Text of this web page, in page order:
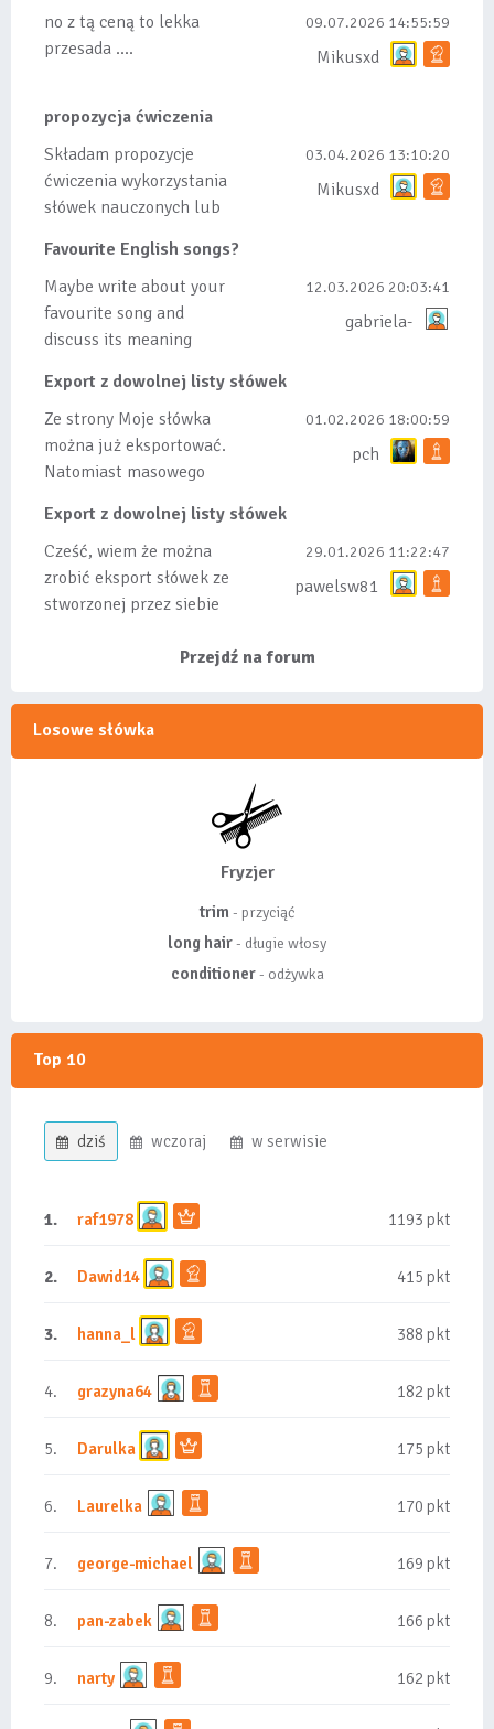
no z tą ceną to lekka
przesada ....
09.07.2026 14:55:59
Mikusxd
propozycja ćwiczenia
Składam propozycje
ćwiczenia wykorzystania
słówek nauczonych lub
tez ze wszys...
03.04.2026 13:10:20
Mikusxd
Favourite English songs?
Maybe write about your
favourite song and
discuss its meaning
12.03.2026 20:03:41
gabriela-
Export z dowolnej listy słówek
Ze strony Moje słówka
można już eksportować.
Natomiast masowego
bo wiąże się...
01.02.2026 18:00:59
pch
Export z dowolnej listy słówek
Cześć, wiem że można
zrobić eksport słówek ze
stworzonej przez siebie
29.01.2026 11:22:47
pawelsw81
Przejdź na forum
Losowe słówka
Fryzjer
trim- przyciąć
long hair- długie włosy
conditioner- odżywka
Top 10
dziś wczoraj w serwisie
1. raf1978 1193 pkt
2. Dawid14 415 pkt
3. hanna_l 388 pkt
4. grazyna64 182 pkt
5. Darulka 175 pkt
6. Laurelka 170 pkt
7. george-michael 169 pkt
8. pan-zabek 166 pkt
9. narty 162 pkt